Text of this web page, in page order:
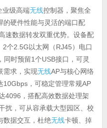
业级高端无线控制器，聚焦全
的硬件性能与灵活的端口配
速数据转发双重优势。设备配
个2.5G以太网（RJ45）电口
同时预留1个USB接口，可灵
需求，实现无线AP与核心网络
10Gbps，可稳定管理常规AP
4096，搭配高效数据处理架
扰，可从容承载大型园区、校
数据交互，杜绝无线卡顿、掉